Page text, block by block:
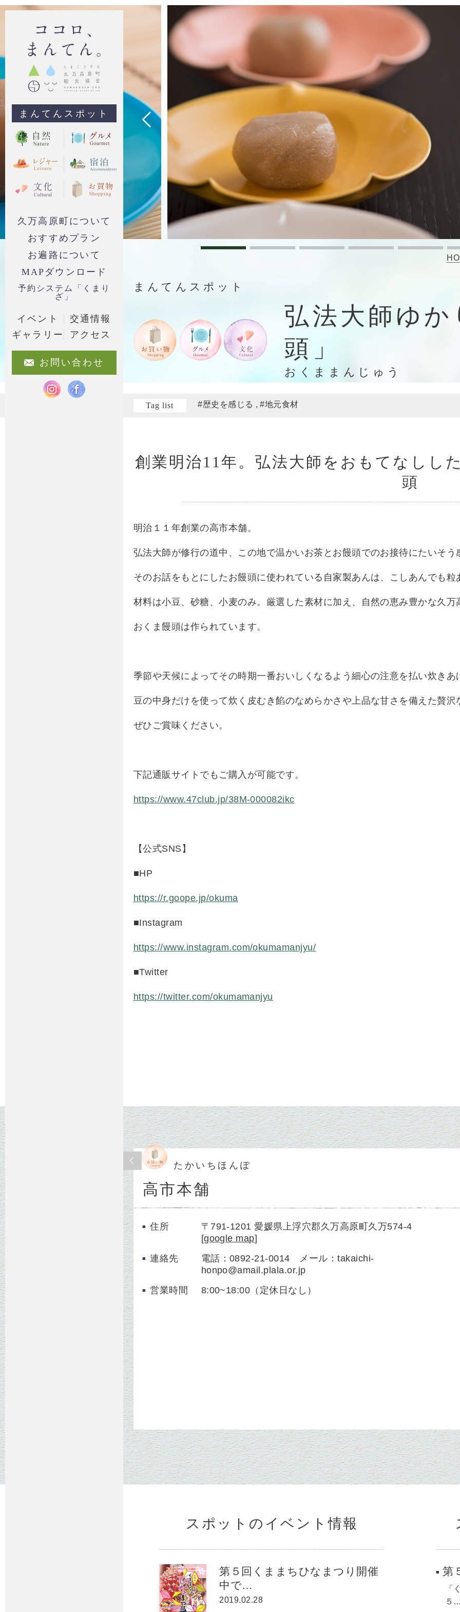
まんてんスポット
久万高原町について
おすすめプラン
お遍路について
MAPダウンロード
予約システム「くまり
ざ」
イベント
交通情報
ギャラリー
アクセス
お問い合わせ
まんてんスポット
弘法大師ゆ
頭」
おくままんじゅう
Tag list #歴史を感じる #地元食材
創業明治11年。弘法大師をおもてなしし
頭
明治１１年創業の高市本舗。
弘法大師が修行の道中、この地で温かいお茶とお饅頭でのお接待にたいそ
そのお話をもとにしたお饅頭に使われている自家製あんは、こしあんでも
材料は小豆、砂糖、小麦のみ。厳選した素材に加え、自然の恵み豊かな久
おくま饅頭は作られています。
季節や天候によってその時期一番おいしくなるよう細心の注意を払い炊きあ
豆の中身だけを使って炊く皮むき餡のなめらかさや上品な甘さを備えた贅沢
ぜひご賞味ください。
下記通販サイトでもご購入が可能です。
https://www.47club.jp/38M-000082ikc
【公式SNS】
■HP
https://r.goope.jp/okuma
■Instagram
https://www.instagram.com/okumamanjyu/
■Twitter
https://twitter.com/okumamanjyu
たかいちほんぽ
高市本舗
住所
〒791-1201 愛媛県上浮穴郡久万高原町久万574-4
[google map]
連絡先
電話：0892-21-0014 メール：takaichi-
honpo@amail.plala.or.jp
営業時間
8:00~18:00（定休日なし）
スポットのイベント情報
第５回くままちひなまつり開催
中で…
2019.02.28
第
「
５